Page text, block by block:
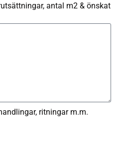
antal m2 & önskat
ritningar m.m.